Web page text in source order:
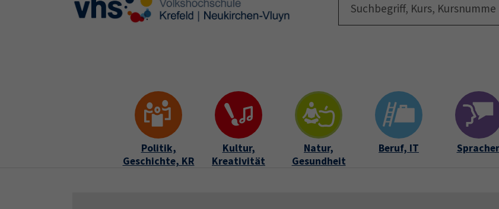
Skip to main content
Skip to page footer
Politik,
Geschichte, KR
Kultur,
Kreativität
Natur,
Gesundheit
Beruf, IT